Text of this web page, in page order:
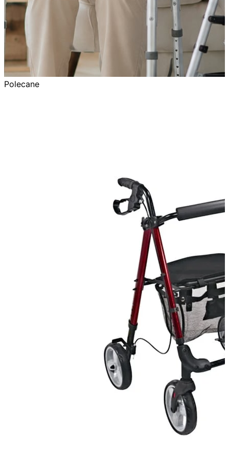
Polecane